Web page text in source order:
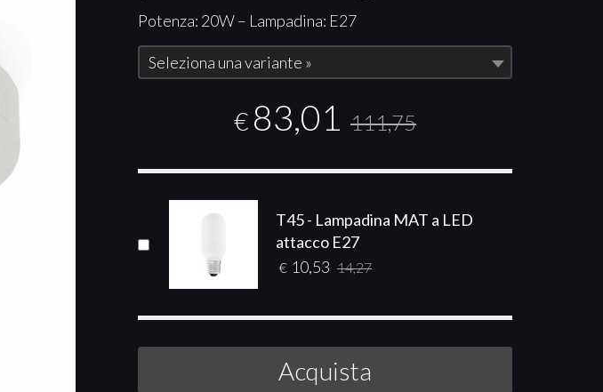
Potenza: 20W – Lampadina: E27
Seleziona una variante »
€ 83,01 111,75
T45 - Lampadina MAT a LED
attacco E27
€ 10,53 14,27
Acquista